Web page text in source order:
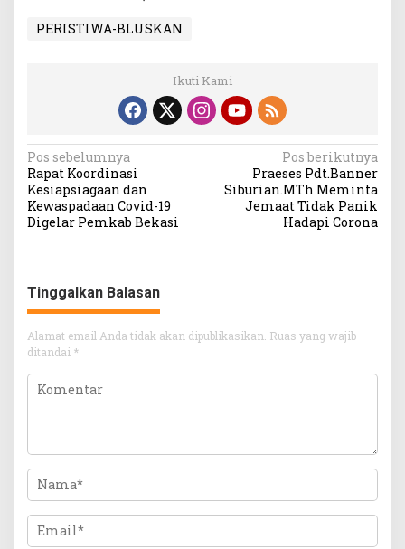
PERISTIWA-BLUSKAN
Ikuti Kami
Navigasi
pos
Pos sebelumnya
Rapat Koordinasi
Kesiapsiagaan dan
Kewaspadaan Covid-19
Digelar Pemkab Bekasi
Pos berikutnya
Praeses Pdt.Banner
Siburian.MTh Meminta
Jemaat Tidak Panik
Hadapi Corona
Tinggalkan Balasan
Alamat email Anda tidak akan dipublikasikan. Ruas yang wajib
ditandai *